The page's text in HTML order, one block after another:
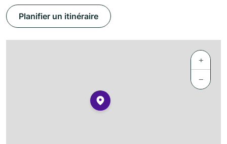
Planifier un itinéraire
+
−